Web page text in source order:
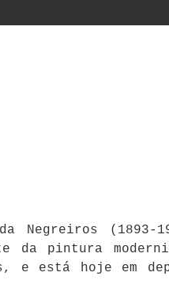
Negreiros (1893-
da pintura
está hoje em